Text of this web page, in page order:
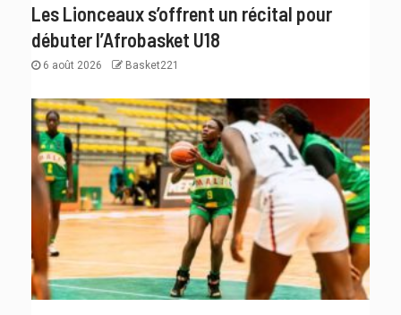
Les Lionceaux s’offrent un récital pour
débuter l’Afrobasket U18
6 août 2026 Basket221